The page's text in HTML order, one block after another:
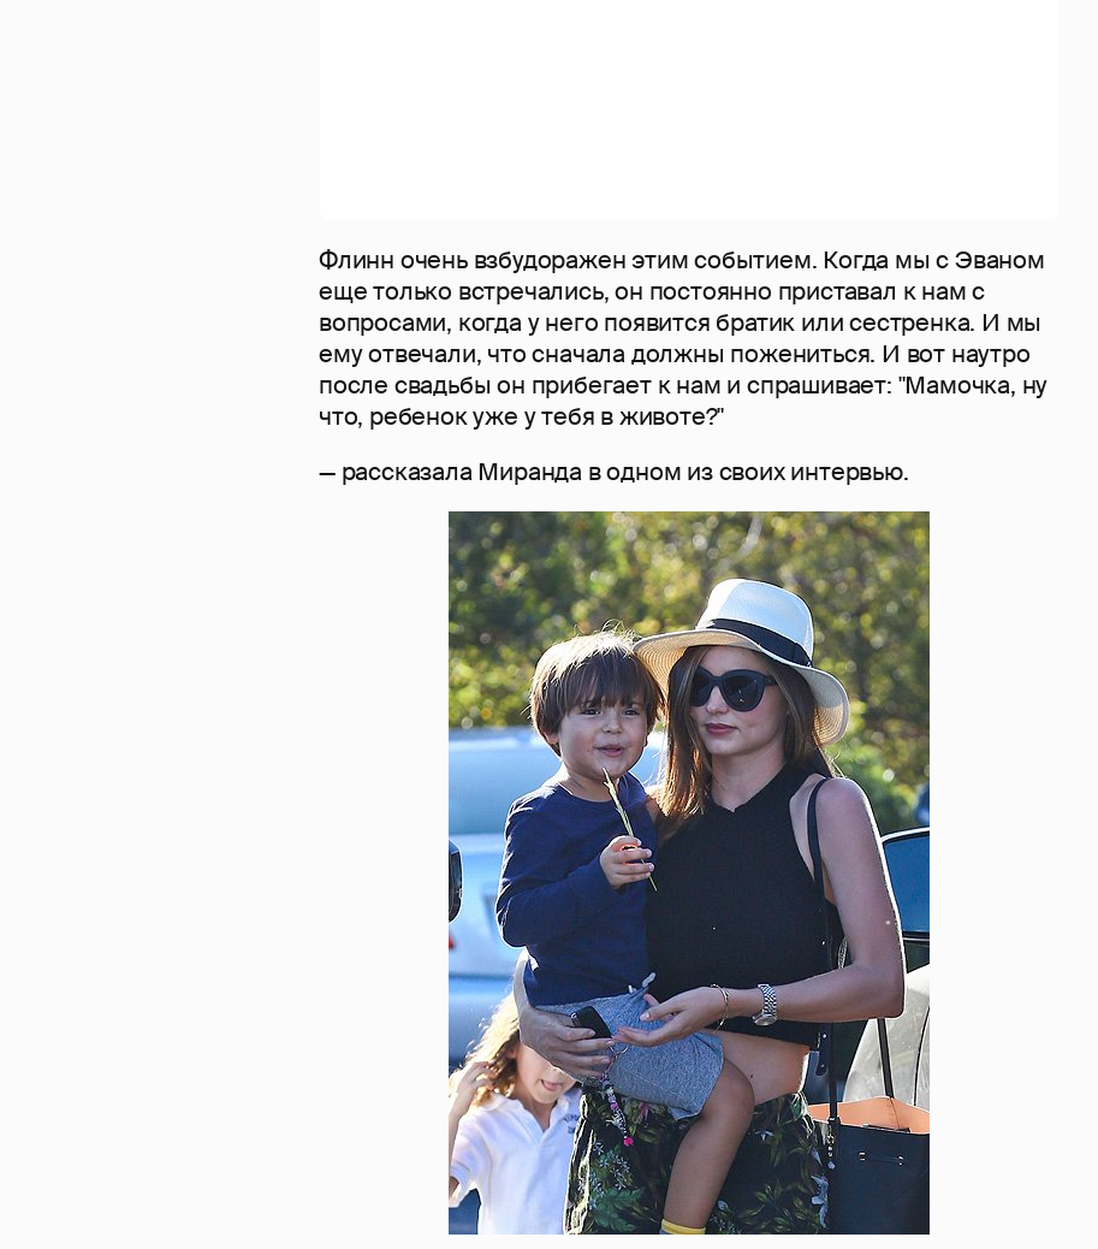
Флинн очень взбудоражен этим событием. Когда мы с Эваном
еще только встречались, он постоянно приставал к нам с
вопросами, когда у него появится братик или сестренка. И мы
ему отвечали, что сначала должны пожениться. И вот наутро
после свадьбы он прибегает к нам и спрашивает: "Мамочка, ну
что, ребенок уже у тебя в животе?"
— рассказала Миранда в одном из своих интервью.